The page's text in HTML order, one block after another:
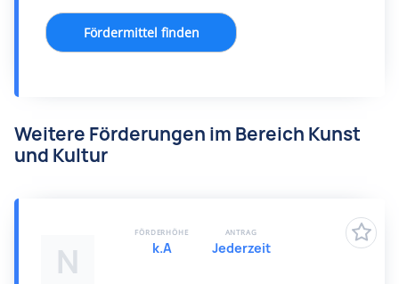
Fördermittel finden
Weitere Förderungen im Bereich Kunst
und Kultur
N
FÖRDERHÖHE
k.A
ANTRAG
Jederzeit